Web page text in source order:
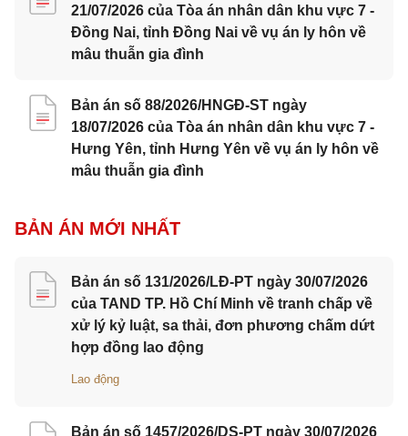
21/07/2026 của Tòa án nhân dân khu vực 7 -
Đồng Nai, tỉnh Đồng Nai về vụ án ly hôn về
mâu thuẫn gia đình
Bản án số 88/2026/HNGĐ-ST ngày
18/07/2026 của Tòa án nhân dân khu vực 7 -
Hưng Yên, tỉnh Hưng Yên về vụ án ly hôn về
mâu thuẫn gia đình
BẢN ÁN MỚI NHẤT
Bản án số 131/2026/LĐ-PT ngày 30/07/2026
của TAND TP. Hồ Chí Minh về tranh chấp về
xử lý kỷ luật, sa thải, đơn phương chấm dứt
hợp đồng lao động
Lao động
Bản án số 1457/2026/DS-PT ngày 30/07/2026